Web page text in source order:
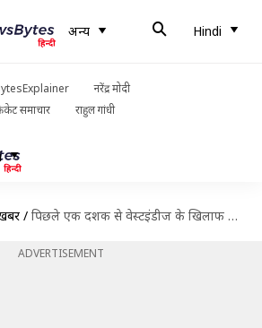
अन्य Hindi
नरेंद्र मोदी
समाचार राहुल गांधी
/ पिछले एक दशक से वेस्टइंडीज के खिलाफ भारत का रहा है दबदबा, जानिए आंकड़े
ADVERTISEMENT